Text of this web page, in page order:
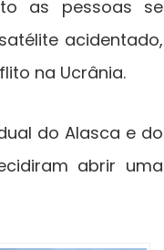
as pessoas se
acidentado,
na Ucrânia.
do Alasca e do
abrir uma